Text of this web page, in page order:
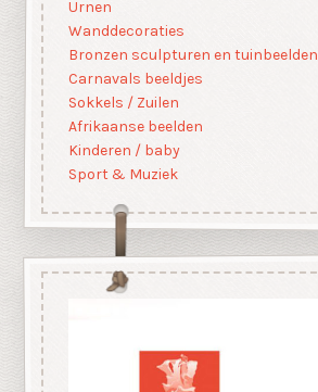
Urnen
Wanddecoraties
Bronzen sculpturen en tuinbeelden
Carnavals beeldjes
Sokkels / Zuilen
Afrikaanse beelden
Kinderen / baby
Sport & Muziek